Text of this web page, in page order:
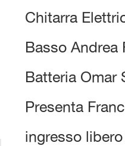
Chitarra
Basso Andrea
Batteria Omar
Presenta
ingresso